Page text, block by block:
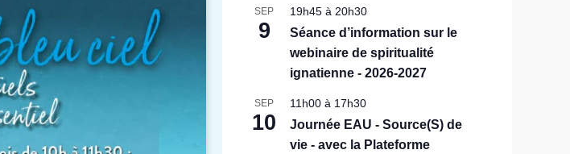
a
n
SEP
9
19h45 à 20h30
Séance d’information sur le
webinaire de spiritualité
ignatienne - 2026-2027
SEP
10
11h00 à 17h30
Journée EAU - Source(S) de
vie - avec la Plateforme